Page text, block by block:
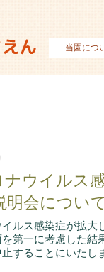
当園につ
ウイルス
明会につい
ルス感染症が拡大
第一に考慮した結
することにいたし